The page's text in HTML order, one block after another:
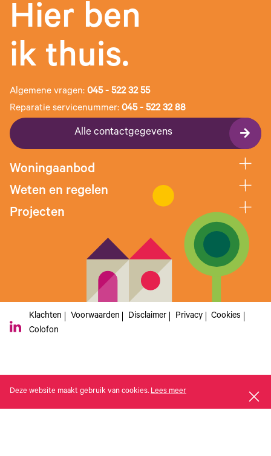
Hier ben
ik thuis.
Algemene vragen: 045 - 522 32 55
Reparatie servicenummer: 045 - 522 32 88
Alle contactgegevens
Woningaanbod
Weten en regelen
Projecten
Klachten Voorwaarden Disclaimer Privacy
Cookies
Colofon
Deze website maakt gebruik van cookies. Lees meer